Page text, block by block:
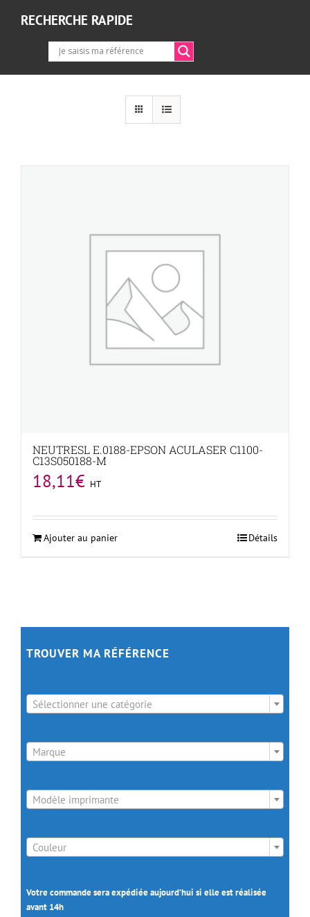
RECHERCHE RAPIDE
NEUTRESL E.0188-EPSON ACULASER C1100-
C13S050188-M
18,11€ HT
Ajouter au panier Détails
TROUVER MA RÉFÉRENCE
Sélectionner une catégorie
Marque
Modèle imprimante
Couleur
Votre commande sera expédiée aujourd’hui si elle est réalisée
avant 14h